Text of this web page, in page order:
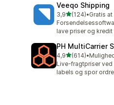
Veeqo Shipping
3,9ud af 5 stjerner
(124)
124 anmeldelser i alt
•Gratis
lave priser og
PH MultiCarrier
4,9ud af 5 stjerner
(614)
614 anmeldelser i alt
•
Live-fragtpriser
labels og spor